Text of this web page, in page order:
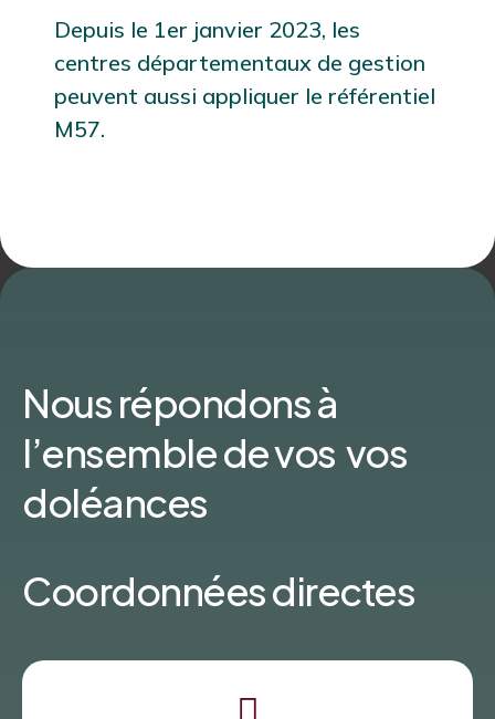
Depuis le 1er janvier 2023, les
centres départementaux de gestion
peuvent aussi appliquer le référentiel
M57.
Nous répondons à
l’ensemble de vos vos
doléances
Coordonnées directes